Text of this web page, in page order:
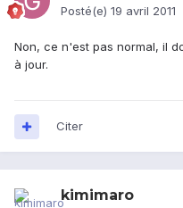
Posté(e) 19 avril 2011
Non, ce n'est pas normal, il
à jour.
Citer
kimimaro